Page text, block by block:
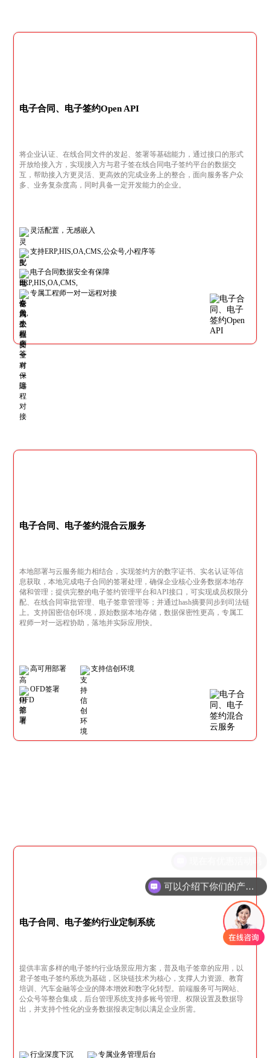
电子合同、电子签约Open API
将企业认证、在线合同文件的发起、签署等基础能力，通过接口的形式
开放给接入方，实现接入方与君子签在线合同电子签约平台的数据交
互，帮助接入方更灵活、更高效的完成业务上的整合，面向服务客户众
多、业务复杂度高，同时具备一定开发能力的企业。
灵活配置，无感嵌入
支持ERP,HIS,OA,CMS,公众号,小程序等
电子合同数据安全有保障
专属工程师一对一远程对接
电子合同、电子签约混合云服务
本地部署与云服务能力相结合，实现签约方的数字证书、实名认证等信
息获取，本地完成电子合同的签署处理，确保企业核心业务数据本地存
储和管理；提供完整的电子签约管理平台和API接口，可实现成员权限分
配、在线合同审批管理、电子签章管理等；并通过hash摘要同步到司法链
上。支持国密信创环境，原始数据本地存储，数据保密性更高，专属工
程师一对一远程协助，落地并实际应用快。
高可用部署 支持信创环境
OFD签署
电子合同、电子签约行业定制系统
提供丰富多样的电子签约行业场景应用方案，普及电子签章的应用，以
君子签电子签约系统为基础，区块链技术为核心，支撑人力资源、教育
培训、汽车金融等企业的降本增效和数字化转型。前端服务可与网站、
公众号等整合集成，后台管理系统支持多账号管理、权限设置及数据导
出，并支持个性化的业务数据报表定制以满足企业所需。
行业深度下沉 专属业务管理后台
可以介绍下你们的产品么